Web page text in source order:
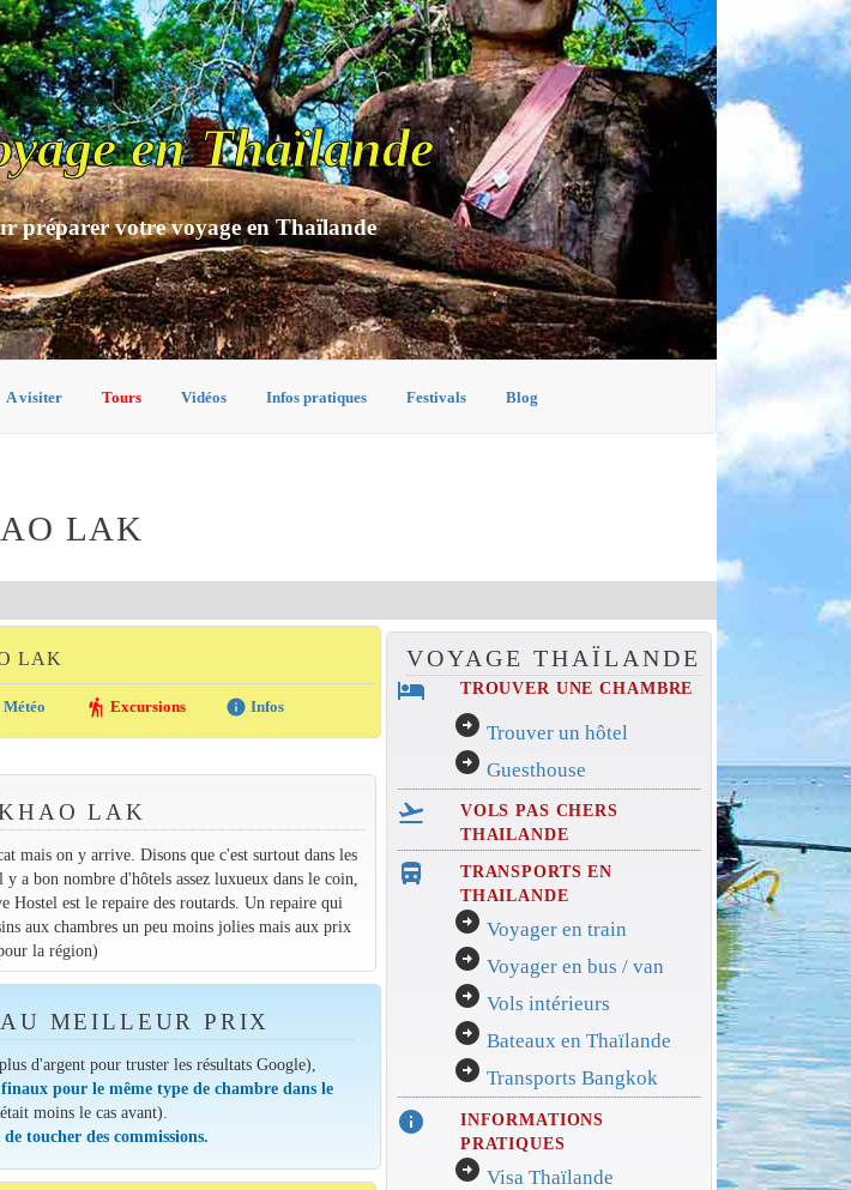
en Thaïlande
préparer votre voyage en Thaïlande
A visiter Tours Vidéos Infos pratiques Festivals Blog
LAK
LAK
Météo hiking Excursions info Infos
LAK
mais on y arrive. Disons que c'est surtout dans les
a bon nombre d'hôtels assez luxueux dans le coin,
Hostel est le repaire des routards. Un repaire qui
aux chambres un peu moins jolies mais aux prix
la région)
MEILLEUR PRIX
d'argent pour truster les résultats Google),
pour le même type de chambre dans le
moins le cas avant).
toucher des commissions.
VOYAGE THAÏLANDE
hotel TROUVER UNE CHAMBRE
arrow_circle_right Trouver un hôtel
arrow_circle_right Guesthouse
flight_takeoff
VOLS PAS CHERS
THAILANDE
directions_bus_filled
TRANSPORTS EN
THAILANDE
arrow_circle_right Voyager en train
arrow_circle_right Voyager en bus / van
arrow_circle_right Vols intérieurs
arrow_circle_right Bateaux en Thaïlande
arrow_circle_right Transports Bangkok
info
INFORMATIONS
PRATIQUES
arrow_circle_right Visa Thaïlande